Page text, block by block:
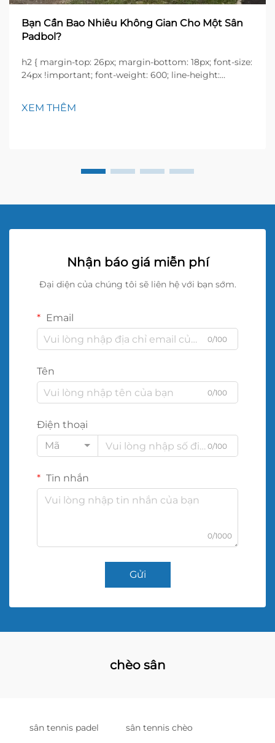
Bạn Cần Bao Nhiêu Không Gian Cho Một Sân
Padbol?
h2 { margin-top: 26px; margin-bottom: 18px; font-size:
24px !important; font-weight: 600; line-height:
font-size: 20px !important; font-weight: 600; line-
height: ...}
XEM THÊM
Nhận báo giá miễn phí
Đại diện của chúng tôi sẽ liên hệ với bạn sớm.
Email
0/100
Tên
0/100
Điện thoại
Mã
0/100
Tin nhắn
0/1000
Gửi
chèo sân
sân tennis padel sân tennis chèo